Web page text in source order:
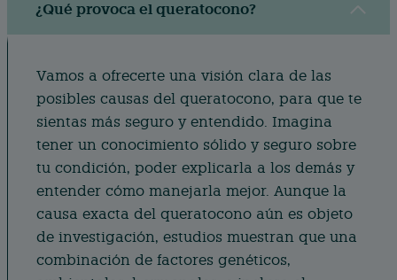
¿Qué provoca el queratocono?
Vamos a ofrecerte una visión clara de las
posibles causas del queratocono, para que te
sientas más seguro y entendido. Imagina
tener un conocimiento sólido y seguro sobre
tu condición, poder explicarla a los demás y
entender cómo manejarla mejor. Aunque la
causa exacta del queratocono aún es objeto
de investigación, estudios muestran que una
combinación de factores genéticos,